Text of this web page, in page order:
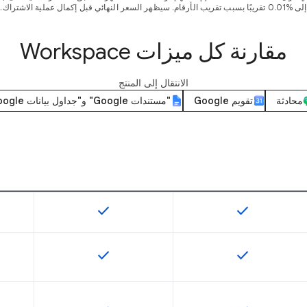
إلى %0.01 تقريبًا بسبب تقريب الأرقام. سيظهر السعر النهائي قبل إكمال عملية الاشتراك.
مقارنة كل ميزات Workspace
الانتقال إلى المنتج
محادثة تقويم Google "مستندات Google" و"جداول بيانات Google" و"العروض التقديمية من Google"
تتوفّر هذه الميزة لرمز التخزين التعريفي.
check تتوفّر هذه الميزة لرمز
check
تتوفّر هذه الميزة لرمز التخزين التعريفي.
check تتوفّر هذه الميزة لرمز
check